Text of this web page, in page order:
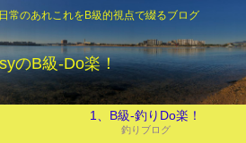
常のあれこれをB級的視点で綴るブログ
のB級‐Do楽！
1、B級-釣りDo楽！
釣りブログ